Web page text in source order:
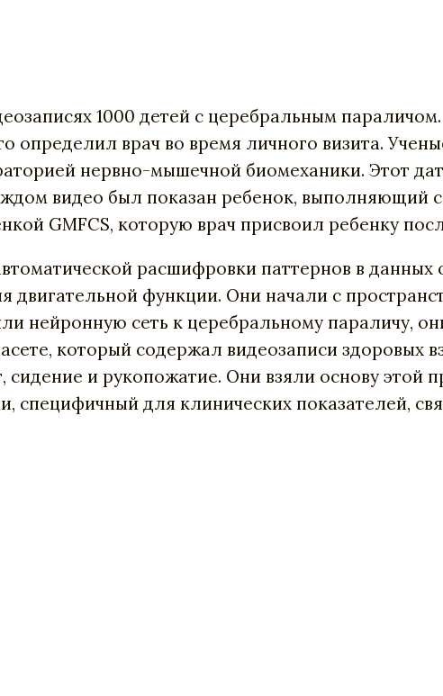
1000 детей с церебральным
определил врач во время личного визита.
нервно-мышечной биомеханики. Этот
видео был показан ребенок, выполняющий
GMFCS, которую врач присвоил ребенку
расшифровки паттернов в
двигательной функции. Они начали с
нейронную сеть к церебральному параличу,
который содержал видеозаписи здоровых
сидение и рукопожатие. Они взяли основу
специфичный для клинических показателей,